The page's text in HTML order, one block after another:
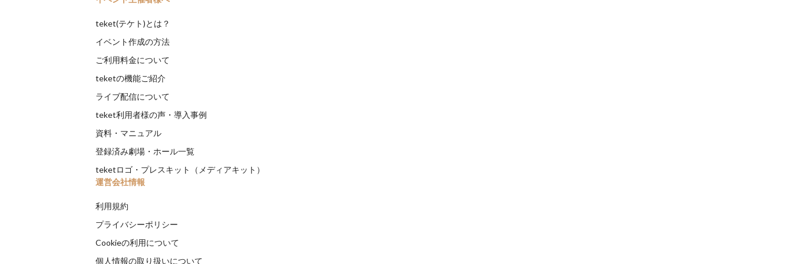
teket(テケト)とは？
イベント作成の方法
ご利用料金について
teketの機能ご紹介
ライブ配信について
teket利用者様の声・導入事例
資料・マニュアル
登録済み劇場・ホール一覧
teketロゴ・プレスキット（メディアキット）
運営会社情報
利用規約
プライバシーポリシー
Cookieの利用について
個人情報の取り扱いについて